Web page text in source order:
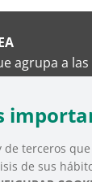
agrupa a
Euskadiko
de terceros
de sus